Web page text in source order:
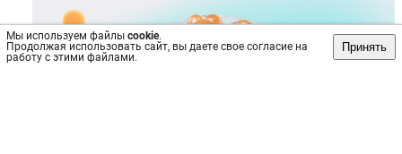
Мы используем файлы cookie.
Продолжая использовать сайт, вы даете свое согласие на
работу с этими файлами.
Принять